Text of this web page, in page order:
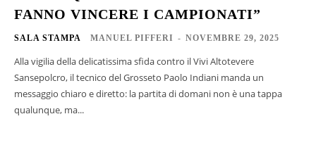
FANNO VINCERE I CAMPIONATI”
SALA STAMPA MANUEL PIFFERI - NOVEMBRE 29, 2025
Alla vigilia della delicatissima sfida contro il Vivi Altotevere
Sansepolcro, il tecnico del Grosseto Paolo Indiani manda un
messaggio chiaro e diretto: la partita di domani non è una tappa
qualunque, ma...